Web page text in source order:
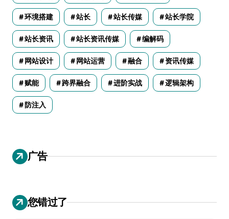
环境搭建 站长 站长传媒 站长学院
站长资讯 站长资讯传媒 编解码
网站设计 网站运营 融合 资讯传媒
赋能 跨界融合 进阶实战 逻辑架构
防注入
广告
您错过了